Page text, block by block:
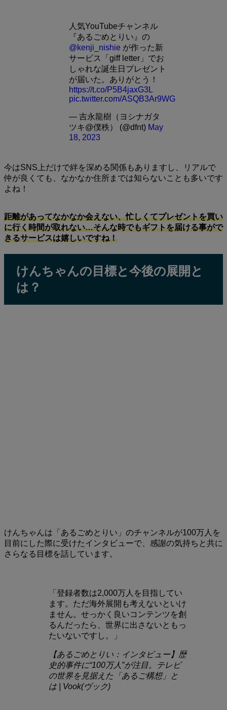
人気YouTubeチャンネル
『あるごめとりい』の
@kenji_nishie が作った新
サービス「giff letter」でお
しゃれな誕生日プレゼント
が届いた。ありがとう！
https://t.co/P5B4jaxG3L
pic.twitter.com/ASQB3Ar9WG
— 吉永龍樹（ヨシナガタ
ツキ@僕秩） (@dfnt) May
18, 2023
今はSNS上だけで絆を深める関係もありますし、リアルで
仲が良くても、なかなか住所までは知らないことも多いです
よね！
距離があってなかなか会えない、忙しくてプレゼントを買い
に行く時間が取れない…そんな時でもギフトを届ける事がで
きるサービスは嬉しいですね！
けんちゃんの目標と今後の展開と
は？
けんちゃんは「あるごめとりい」のチャンネルが100万人を
目前にした際に受けたインタビューで、感謝の気持ちと共に
さらなる目標を話しています。
「登録者数は2,000万人を目指してい
ます。ただ海外展開も考えないといけ
ません。せっかく良いコンテンツを創
るんだったら、世界に出さないともっ
たいないですし。」
【あるごめとりい：インタビュー】歴
史的事件に“100万人”が注目。テレビ
の世界を見据えた「あるご構想」と
は | Vook(ヴック)